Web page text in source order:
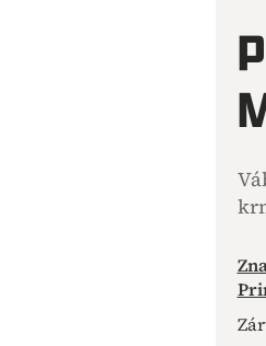
je
0,0
z